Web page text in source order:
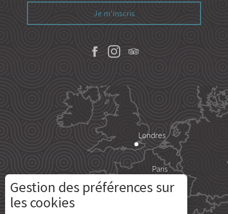
Description
Prestations
Je m'inscris
Londres
Paris
Île d'Yeu
Gestion des préférences sur
les cookies